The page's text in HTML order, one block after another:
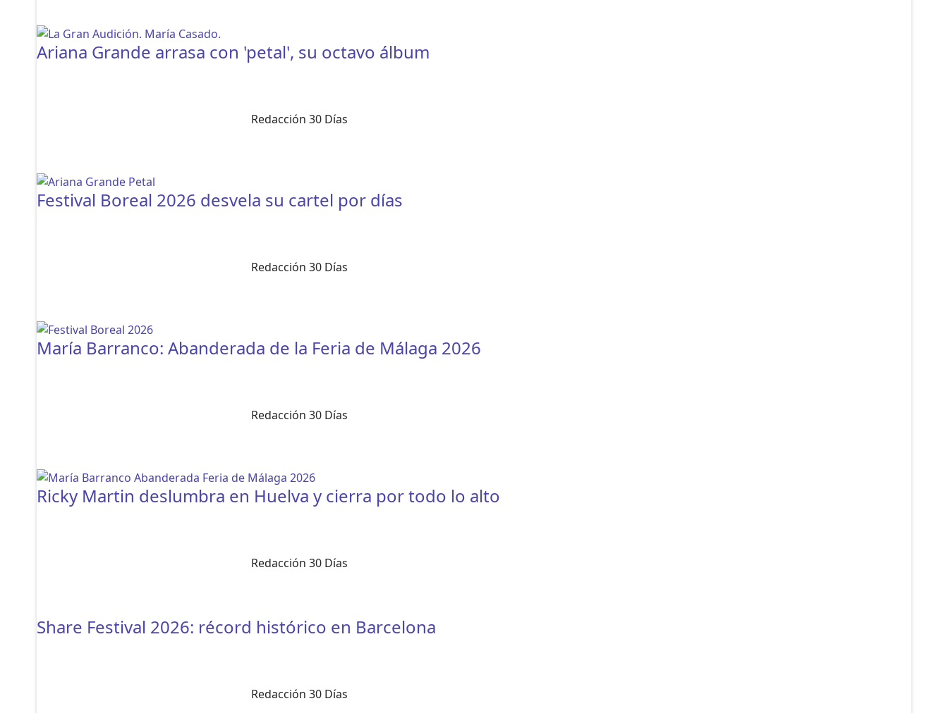
Ariana Grande arrasa con 'petal', su octavo álbum
Redacción 30 Días
Festival Boreal 2026 desvela su cartel por días
Redacción 30 Días
María Barranco: Abanderada de la Feria de Málaga 2026
Redacción 30 Días
Ricky Martin deslumbra en Huelva y cierra por todo lo alto
Redacción 30 Días
Share Festival 2026: récord histórico en Barcelona
Redacción 30 Días